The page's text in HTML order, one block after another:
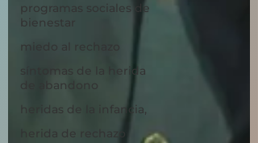
programas sociales de
bienestar
miedo al rechazo
síntomas de la herida
de abandono
heridas de la infancia,
herida de rechazo